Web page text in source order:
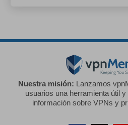
Nuestra misión: Lanzamos
usuarios una herramienta útil
información sobre VPNs y